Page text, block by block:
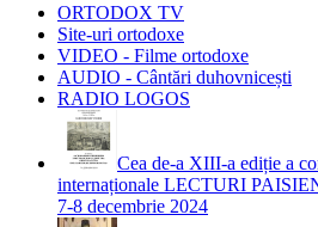
ORTODOX TV
Site-uri ortodoxe
VIDEO - Filme ortodoxe
AUDIO - Cântări duhovnicești
RADIO LOGOS
Cea de-a XIII-a ediție a
internaționale LECTURI
7-8 decembrie 2024